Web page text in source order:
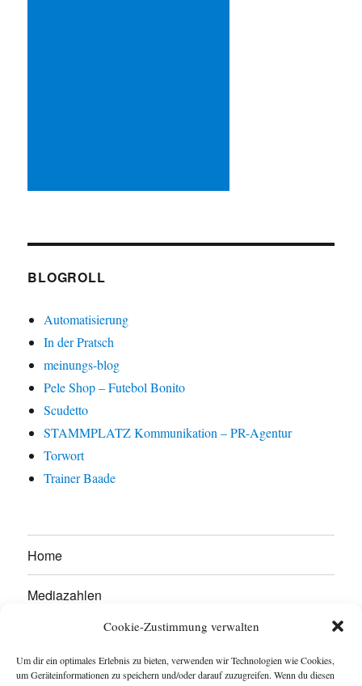
Cookie-Zustimmung verwalten
Um dir ein optimales Erlebnis zu bieten, verwenden wir Technologien wie Cookies,
um Geräteinformationen zu speichern und/oder darauf zuzugreifen. Wenn du diesen
BLOGROLL
Automatisierung
In der Pratsch
meinungs-blog
Pele Shop – Futebol Bonito
Scudetto
STAMMPLATZ Kommunikation – PR-Agentur
Torwort
Trainer Baade
Home
Mediazahlen
Werben Sie hier!
Kontakt